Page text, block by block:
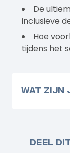
De
inclusieve
Hoe
tijdens het
Wat zijn
Deel